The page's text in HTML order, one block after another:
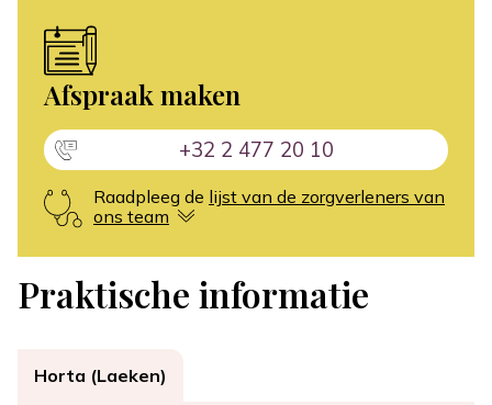
Afspraak maken
+32 2 477 20 10
Raadpleeg de lijst van de zorgverleners van
ons team
Praktische informatie
Horta (Laeken)